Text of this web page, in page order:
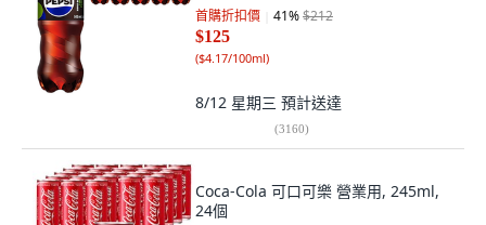
首購折扣價 41%$212
$125
($4.17/100ml)
8/12 星期三 預計送達
(3160)
Coca-Cola 可口可樂 營業用, 245ml,
24個